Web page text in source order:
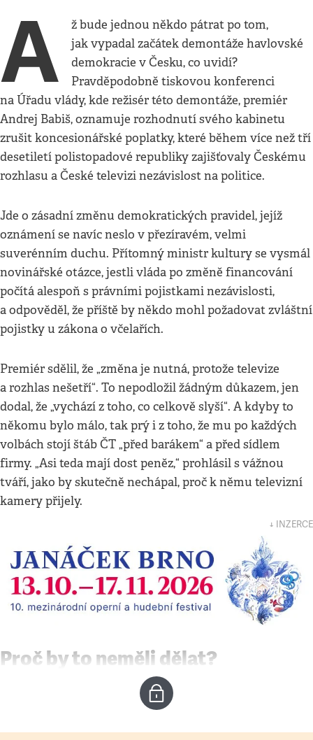
A
ž bude jednou někdo pátrat po tom,
jak vypadal začátek demontáže havlovské
demokracie v Česku, co uvidí?
Pravděpodobně tiskovou konferenci
na Úřadu vlády, kde režisér této demontáže, premiér
Andrej Babiš, oznamuje rozhodnutí svého kabinetu
zrušit koncesionářské poplatky, které během více než tří
desetiletí polistopadové republiky zajišťovaly Českému
rozhlasu a České televizi nezávislost na politice.
Jde o zásadní změnu demokratických pravidel, jejíž
oznámení se navíc neslo v přezíravém, velmi
suverénním duchu. Přítomný ministr kultury se vysmál
novinářské otázce, jestli vláda po změně financování
počítá alespoň s právními pojistkami nezávislosti,
a odpověděl, že příště by někdo mohl požadovat zvláštní
pojistky u zákona o včelařích.
Premiér sdělil, že „změna je nutná, protože televize
a rozhlas nešetří“. To nepodložil žádným důkazem, jen
dodal, že „vychází z toho, co celkově slyší“. A kdyby to
někomu bylo málo, tak prý i z toho, že mu po každých
volbách stojí štáb ČT „před barákem“ a před sídlem
firmy. „Asi teda mají dost peněz,“ prohlásil s vážnou
tváří, jako by skutečně nechápal, proč k němu televizní
kamery přijely.
↓ INZERCE
Proč by to neměli dělat?